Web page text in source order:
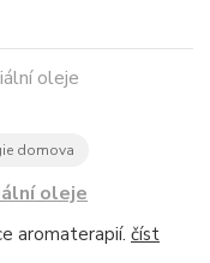
domova
oleje
aromaterapií. číst